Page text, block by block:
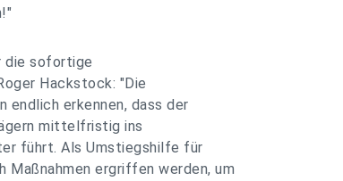
die sofortige
Hackstock: "Die
endlich erkennen, dass der
mittelfristig ins
führt. Als Umstiegshilfe für
Maßnahmen ergriffen werden, um